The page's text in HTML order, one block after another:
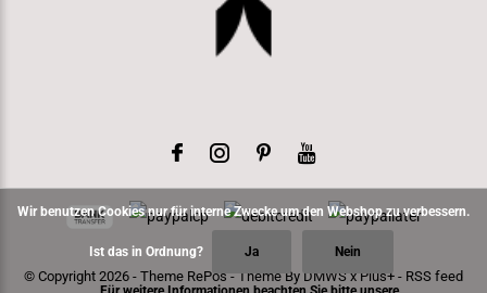
© Copyright 2026 - Theme RePos - Theme ByDMWSxPlus+ - RSS feed
Wir benutzen Cookies nur für interne Zwecke um den Webshop zu verbessern.
Ist das in Ordnung? Ja Nein